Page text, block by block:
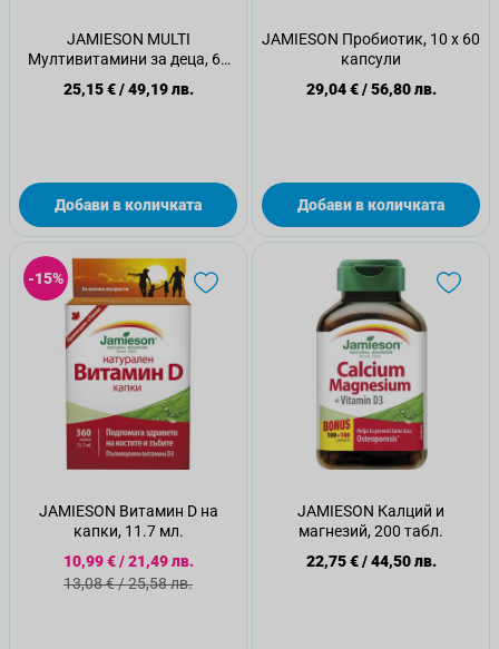
JAMIESON MULTI
Мултивитамини за деца, 60
25,15 €/49,19 лв.
Добави в количката
JAMIESON Пробиотик, 10 х 60
капсули
29,04 €/56,80 лв.
Добави в количката
-15%
JAMIESON Витамин D на
капки, 11.7 мл.
Специална цена
10,99 €/21,49 лв.
Стандартна цена
13,08 €/25,58 лв.
JAMIESON Калций и
магнезий, 200 табл.
22,75 €/44,50 лв.